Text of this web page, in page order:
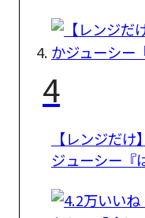
4
【レンジだ
ジューシー『